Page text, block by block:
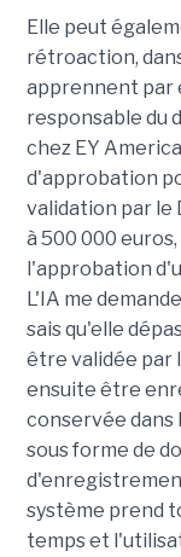
Elle peut
rétroaction,
apprennent par
responsable du
chez EY
d'approbation
validation par le
à 500 000
l'approbation
L'IA me
sais qu'elle
être validée par
ensuite être
conservée dans
sous forme de
système prend
temps et